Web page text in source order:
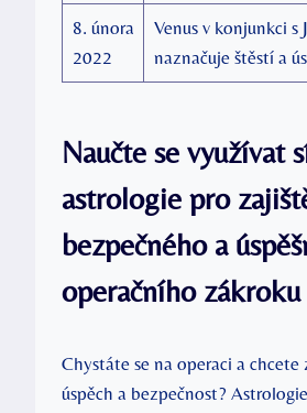
8. února
2022
Venus v konjunkci s
naznačuje štěstí a
Naučte se využívat
astrologie pro
bezpečného a
operačního zákroku
Chystáte se na operaci a chcete
úspěch a bezpečnost?